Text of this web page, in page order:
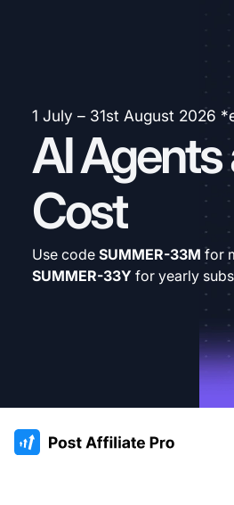
1 July – 31st August 2026
AI Agents
Cost
Use code SUMMER-33M for
SUMMER-33Y for yearly
:site.title